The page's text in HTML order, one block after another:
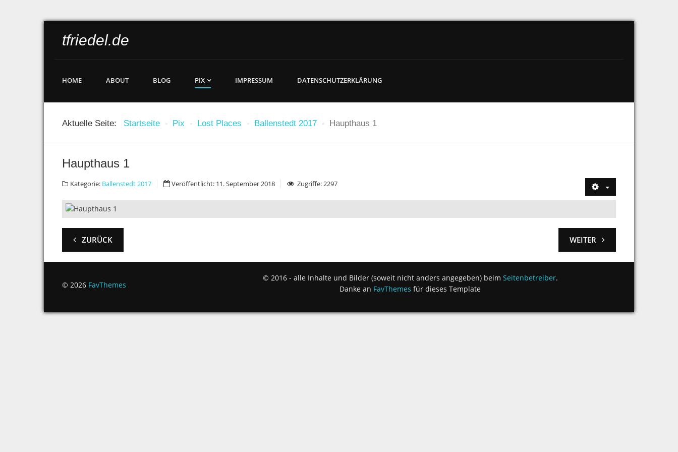
tfriedel.de
HOME ABOUT BLOG PIX IMPRESSUM DATENSCHUTZERKLÄRUNG
Aktuelle Seite: Startseite - Pix - Lost Places - Ballenstedt 2017 - Haupthaus 1
Haupthaus 1
Kategorie: Ballenstedt 2017 Veröffentlicht: 11. September 2018 Zugriffe: 2297
ZURÜCK WEITER
© 2026 FavThemes
© 2016 - alle Inhalte und Bilder (soweit nicht anders angegeben) beim Seitenbetreiber.
Danke an FavThemes für dieses Template